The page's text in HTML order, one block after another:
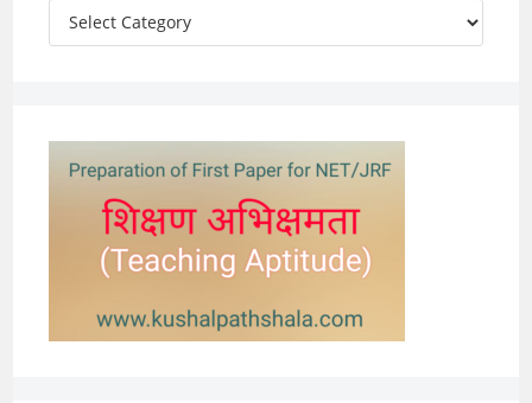
Categories